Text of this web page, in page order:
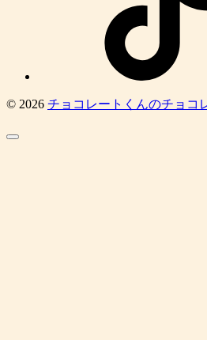
© 2026 チョコレートくんのチョコ